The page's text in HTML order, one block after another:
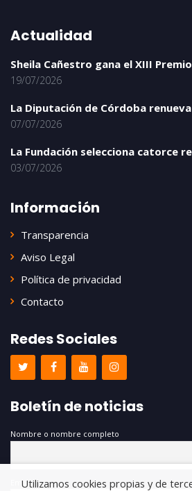
Actualidad
Sheila Cañestro gana el XIII
19/07/2026
La Diputación de Córdoba
07/07/2026
La Fundación selecciona catorce
03/07/2026
Información
Transparencia
Aviso Legal
Política de privacidad
Contacto
Redes Sociales
Boletín de noticias
Nombre o nombre completo
Email
Utilizamos cookies propias y de